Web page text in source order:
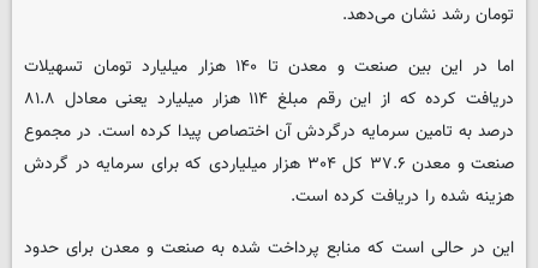
تومان رشد نشان می‌دهد.
اما در این بین صنعت و معدن تا ۱۴۰ هزار میلیارد تومان تسهیلات
دریافت کرده که از این رقم مبلغ ۱۱۴ هزار میلیارد یعنی معادل ۸۱.۸
درصد به تامین سرمایه درگردش آن اختصاص پیدا کرده است. در مجموع
صنعت و معدن ۳۷.۶ کل ۳۰۴ هزار میلیاردی که برای سرمایه در گردش
هزینه شده را دریافت کرده است.
این در حالی است که منابع پرداخت شده به صنعت و معدن برای حدود